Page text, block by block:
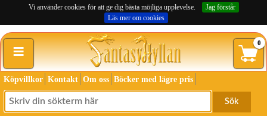
Vi använder cookies för att ge dig bästa möjliga upplevelse.
Jag förstår
Läs mer om cookies
≡ 0
Köpvillkor Kontakt Om oss Böcker med lägre pris
Sök